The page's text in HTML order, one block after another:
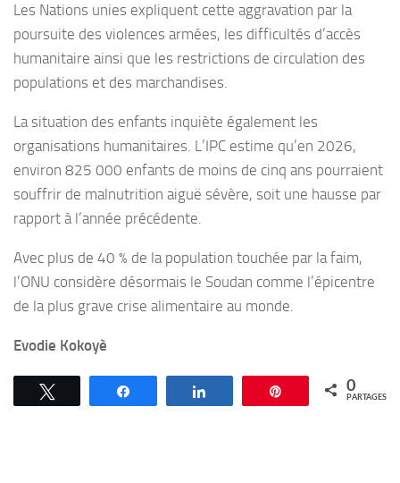
Les Nations unies expliquent cette aggravation par la
poursuite des violences armées, les difficultés d’accès
humanitaire ainsi que les restrictions de circulation des
populations et des marchandises.
La situation des enfants inquiète également les
organisations humanitaires. L’IPC estime qu’en 2026,
environ 825 000 enfants de moins de cinq ans pourraient
souffrir de malnutrition aiguë sévère, soit une hausse par
rapport à l’année précédente.
Avec plus de 40 % de la population touchée par la faim,
l’ONU considère désormais le Soudan comme l’épicentre
de la plus grave crise alimentaire au monde.
Evodie Kokoyè
Épingle 0
PARTAGES